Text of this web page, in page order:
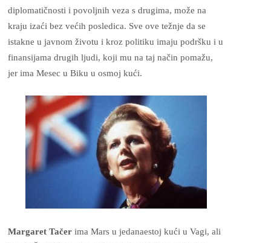
diplomatičnosti i povoljnih veza s drugima, može na
kraju izaći bez većih posledica. Sve ove težnje da se
istakne u javnom životu i kroz politiku imaju podršku i u
finansijama drugih ljudi, koji mu na taj način pomažu,
jer ima Mesec u Biku u osmoj kući.
Margaret Tačer ima Mars u jedanaestoj kući u Vagi, ali